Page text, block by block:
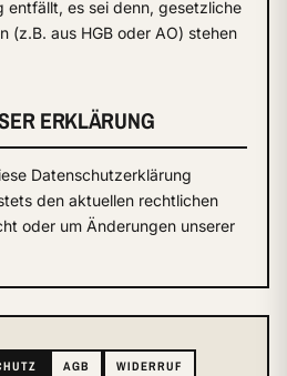
entfällt, es sei denn, gesetzliche
(z.B. aus HGB oder AO) stehen
ERKLÄRUNG
Datenschutzerklärung
den aktuellen rechtlichen
oder um Änderungen unserer
AGB WIDERRUF